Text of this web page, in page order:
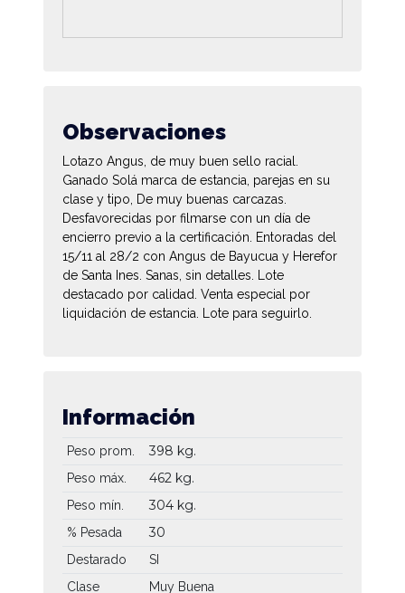
Observaciones
Lotazo Angus, de muy buen sello racial.
Ganado Solá marca de estancia, parejas en su
clase y tipo, De muy buenas carcazas.
Desfavorecidas por filmarse con un día de
encierro previo a la certificación. Entoradas del
15/11 al 28/2 con Angus de Bayucua y Herefor
de Santa Ines. Sanas, sin detalles. Lote
destacado por calidad. Venta especial por
liquidación de estancia. Lote para seguirlo.
Información
Peso prom. 398 kg.
Peso máx. 462 kg.
Peso mín. 304 kg.
% Pesada 30
Destarado
SI
Clase
Muy Buena